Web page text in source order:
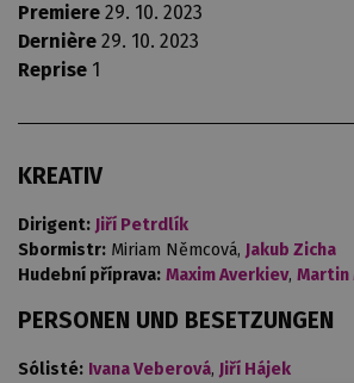
Premiere 29. 10. 2023
Dernière 29. 10. 2023
Reprise 1
KREATIV
Dirigent: Jiří Petrdlík
Sbormistr: Miriam Němcová, Jakub Zicha
Hudební příprava: Maxim Averkiev, Martin
PERSONEN UND BESETZUNGEN
Sólisté: Ivana Veberová, Jiří Hájek